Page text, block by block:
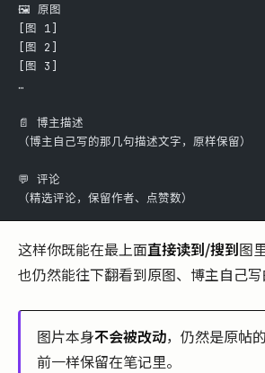
🖼️ 原图
[图 1]
[图 2]
[图 3]
…
📄 博主描述
（博主自己写的那几句描述文字，原样保留）
💬 评论
（精选评论，保留作者、点赞数）
这样你既能在最上面直接读到/搜到图
也仍然能往下翻看到原图、博主自己写
图片本身不会被改动，仍然是原帖
前一样保留在笔记里。